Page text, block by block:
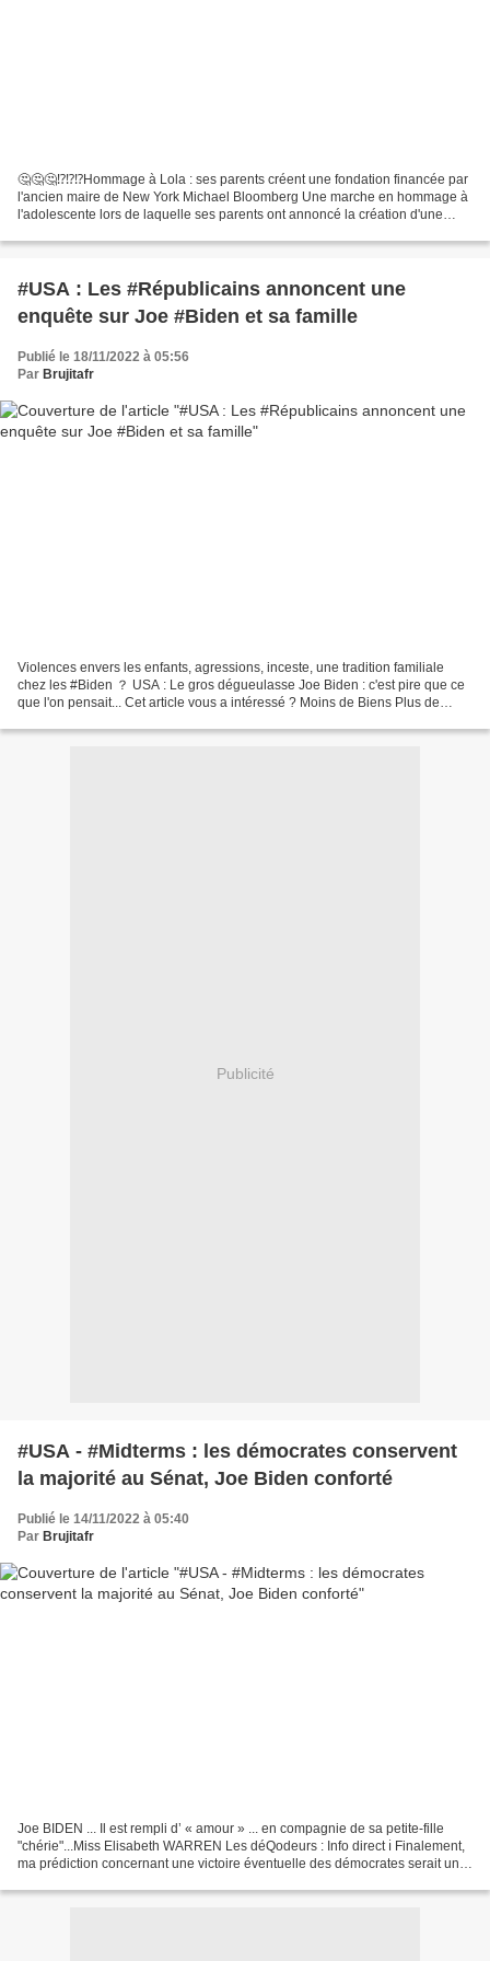
🤔🤔🤔⁉⁉⁉Hommage à Lola : ses parents créent une fondation financée par
l'ancien maire de New York Michael Bloomberg Une marche en hommage à
l'adolescente lors de laquelle ses parents ont annoncé la création d'une
#USA : Les #Républicains annoncent une
enquête sur Joe #Biden et sa famille
Publié le 18/11/2022 à 05:56
Par Brujitafr
Violences envers les enfants, agressions, inceste, une tradition familiale
chez les #Biden ？ USA : Le gros dégueulasse Joe Biden : c'est pire que ce
que l'on pensait... Cet article vous a intéressé ? Moins de Biens Plus de
Publicité
#USA - #Midterms : les démocrates conservent
la majorité au Sénat, Joe Biden conforté
Publié le 14/11/2022 à 05:40
Par Brujitafr
Joe BIDEN ... Il est rempli d’ « amour » ... en compagnie de sa petite-fille
"chérie"...Miss Elisabeth WARREN Les déQodeurs : Info direct ℹ️ Finalement,
ma prédiction concernant une victoire éventuelle des démocrates serait une